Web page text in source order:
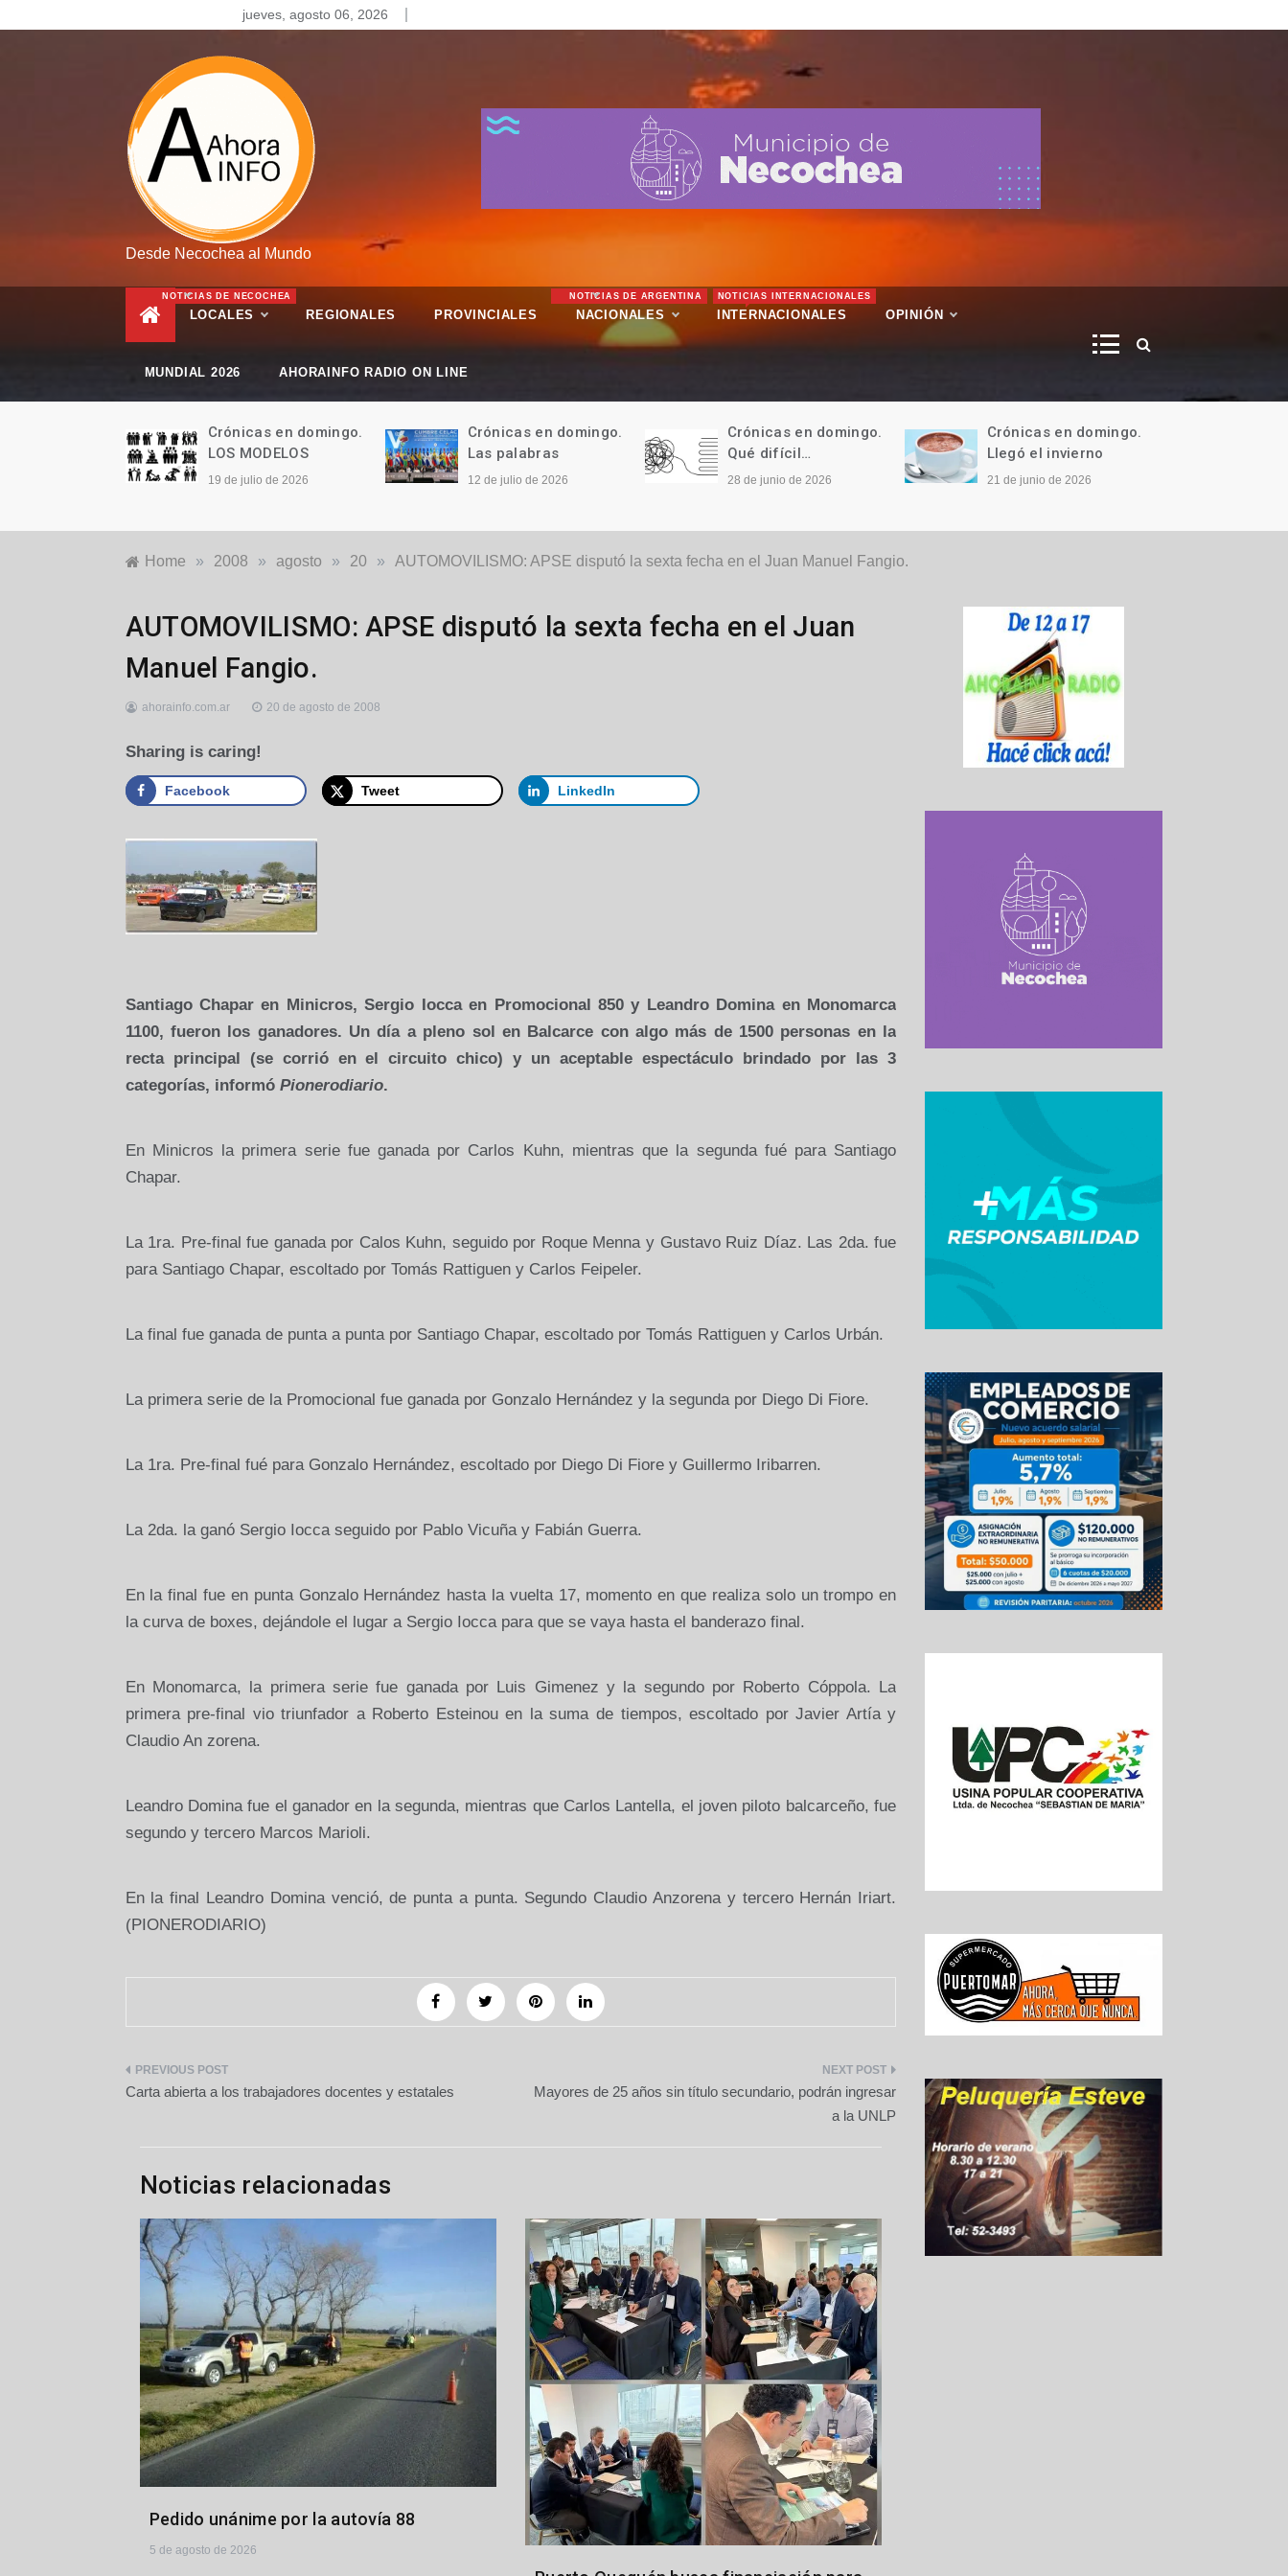
to
jueves, agosto 06, 2026
Desde Necochea al Mundo
LOCALES
NOTICIAS DE NECOCHEA
REGIONALES PROVINCIALES NACIONALES
NOTICIAS DE ARGENTINA
INTERNACIONALES
NOTICIAS INTERNACIONALES
OPINIÓN
MUNDIAL 2026 AHORAINFO RADIO ON LINE
Crónicas en domingo.
LOS MODELOS
19 de julio de 2026
Crónicas en domingo.
Las palabras
12 de julio de 2026
Crónicas en domingo.
Qué difícil…
28 de junio de 2026
Crónicas en domingo.
Llegó el invierno
21 de junio de 2026
Home » 2008 » agosto » 20 » AUTOMOVILISMO: APSE disputó la sexta fecha en el Juan Manuel Fangio.
Locales
AUTOMOVILISMO: APSE disputó la sexta fecha en el Juan
Manuel Fangio.
ahorainfo.com.ar 20 de agosto de 2008
Sharing is caring!
Facebook Tweet LinkedIn
Santiago Chapar en Minicros, Sergio Iocca en Promocional 850 y Leandro Domina en Monomarca
1100, fueron los ganadores. Un día a pleno sol en Balcarce con algo más de 1500 personas en la
recta principal (se corrió en el circuito chico) y un aceptable espectáculo brindado por las 3
categorías, informó Pionerodiario.
En Minicros la primera serie fue ganada por Carlos Kuhn, mientras que la segunda fué para Santiago
Chapar.
La 1ra. Pre-final fue ganada por Calos Kuhn, seguido por Roque Menna y Gustavo Ruiz Díaz. Las 2da. fue
para Santiago Chapar, escoltado por Tomás Rattiguen y Carlos Feipeler.
La final fue ganada de punta a punta por Santiago Chapar, escoltado por Tomás Rattiguen y Carlos Urbán.
La primera serie de la Promocional fue ganada por Gonzalo Hernández y la segunda por Diego Di Fiore.
La 1ra. Pre-final fué para Gonzalo Hernández, escoltado por Diego Di Fiore y Guillermo Iribarren.
La 2da. la ganó Sergio Iocca seguido por Pablo Vicuña y Fabián Guerra.
En la final fue en punta Gonzalo Hernández hasta la vuelta 17, momento en que realiza solo un trompo en
la curva de boxes, dejándole el lugar a Sergio Iocca para que se vaya hasta el banderazo final.
En Monomarca, la primera serie fue ganada por Luis Gimenez y la segundo por Roberto Cóppola. La
primera pre-final vio triunfador a Roberto Esteinou en la suma de tiempos, escoltado por Javier Artía y
Claudio An zorena.
Leandro Domina fue el ganador en la segunda, mientras que Carlos Lantella, el joven piloto balcarceño, fue
segundo y tercero Marcos Marioli.
En la final Leandro Domina venció, de punta a punta. Segundo Claudio Anzorena y tercero Hernán Iriart.
(PIONERODIARIO)
Navegación
entradas
Carta abierta a los trabajadores docentes y estatales
Mayores de 25 años sin título secundario, podrán ingresar
a la UNLP
Noticias relacionadas
Pedido unánime por la autovía 88
5 de agosto de 2026